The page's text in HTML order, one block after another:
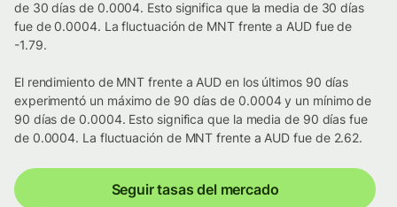
de 30 días de 0.0004. Esto significa que la media de 30 días
fue de 0.0004. La fluctuación de MNT frente a AUD fue de
-1.79.
El rendimiento de MNT frente a AUD en los últimos 90 días
experimentó un máximo de 90 días de 0.0004 y un mínimo de
90 días de 0.0004. Esto significa que la media de 90 días fue
de 0.0004. La fluctuación de MNT frente a AUD fue de 2.62.
Seguir tasas del mercado